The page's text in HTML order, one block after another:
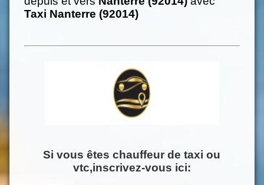
Taxi Nanterre (92014)
Si vous êtes chauffeur de taxi ou
vtc,inscrivez-vous ici: